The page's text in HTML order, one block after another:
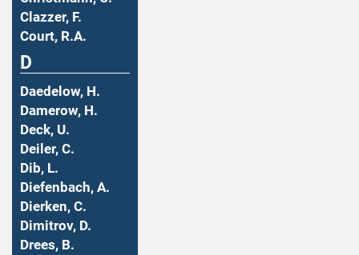
Clazzer, F.
Court, R.A.
D
Daedelow, H.
Damerow, H.
Deck, U.
Deiler, C.
Dib, L.
Diefenbach, A.
Dierken, C.
Dimitrov, D.
Drees, B.